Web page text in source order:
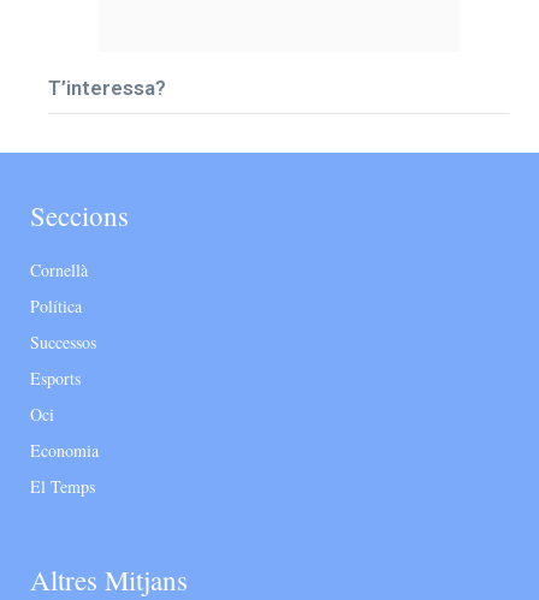
T’interessa?
Seccions
Cornellà
Política
Successos
Esports
Oci
Economia
El Temps
Altres Mitjans